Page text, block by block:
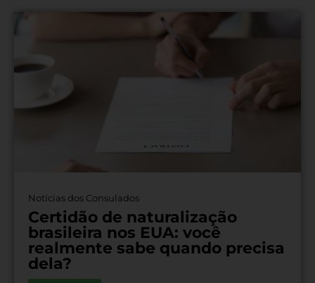
Notícias dos Consulados
Certidão de naturalização
brasileira nos EUA: você
realmente sabe quando precisa
dela?